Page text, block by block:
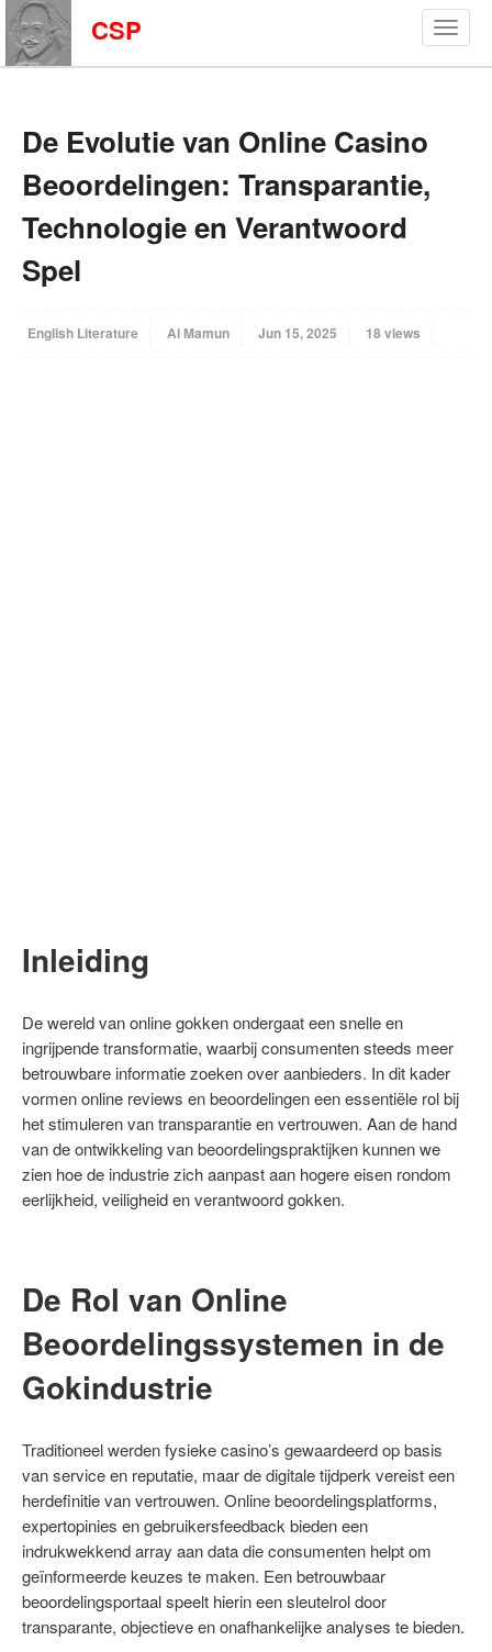
CSP
De Evolutie van Online Casino
Beoordelingen: Transparantie,
Technologie en Verantwoord
Spel
English Literature Al Mamun Jun 15, 2025 18 views
Inleiding
De wereld van online gokken ondergaat een snelle en
ingrijpende transformatie, waarbij consumenten steeds meer
betrouwbare informatie zoeken over aanbieders. In dit kader
vormen online reviews en beoordelingen een essentiële rol bij
het stimuleren van transparantie en vertrouwen. Aan de hand
van de ontwikkeling van beoordelingspraktijken kunnen we
zien hoe de industrie zich aanpast aan hogere eisen rondom
eerlijkheid, veiligheid en verantwoord gokken.
De Rol van Online
Beoordelingssystemen in de
Gokindustrie
Traditioneel werden fysieke casino’s gewaardeerd op basis
van service en reputatie, maar de digitale tijdperk vereist een
herdefinitie van vertrouwen. Online beoordelingsplatforms,
expertopinies en gebruikersfeedback bieden een
indrukwekkend array aan data die consumenten helpt om
geïnformeerde keuzes te maken. Een betrouwbaar
beoordelingsportaal speelt hierin een sleutelrol door
transparante, objectieve en onafhankelijke analyses te bieden.